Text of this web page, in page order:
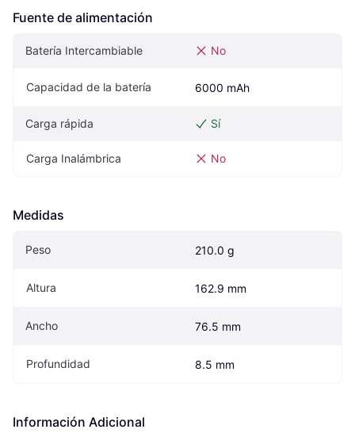
Fuente de alimentación
Batería Intercambiable No
Capacidad de la batería 6000 mAh
Carga rápida Sí
Carga Inalámbrica No
Medidas
Peso 210.0 g
Altura 162.9 mm
Ancho 76.5 mm
Profundidad 8.5 mm
Información Adicional